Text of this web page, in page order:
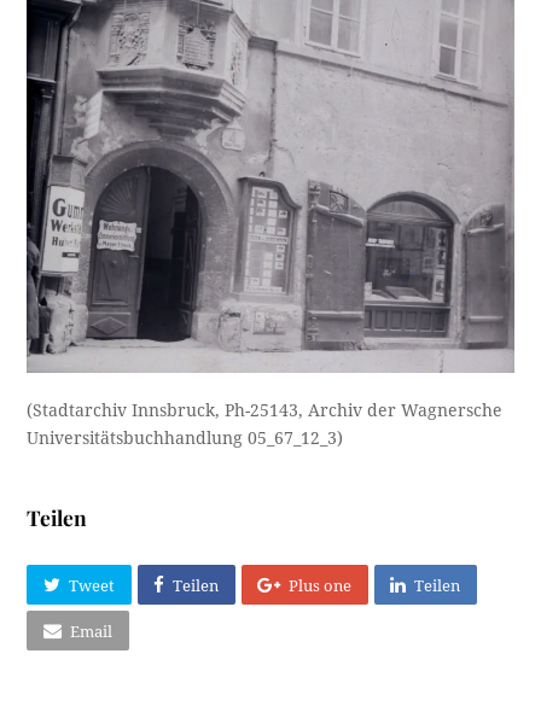
(Stadtarchiv Innsbruck, Ph-25143, Archiv der Wagnersche
Universitätsbuchhandlung 05_67_12_3)
Teilen
Tweet Teilen Plus one Teilen
Email